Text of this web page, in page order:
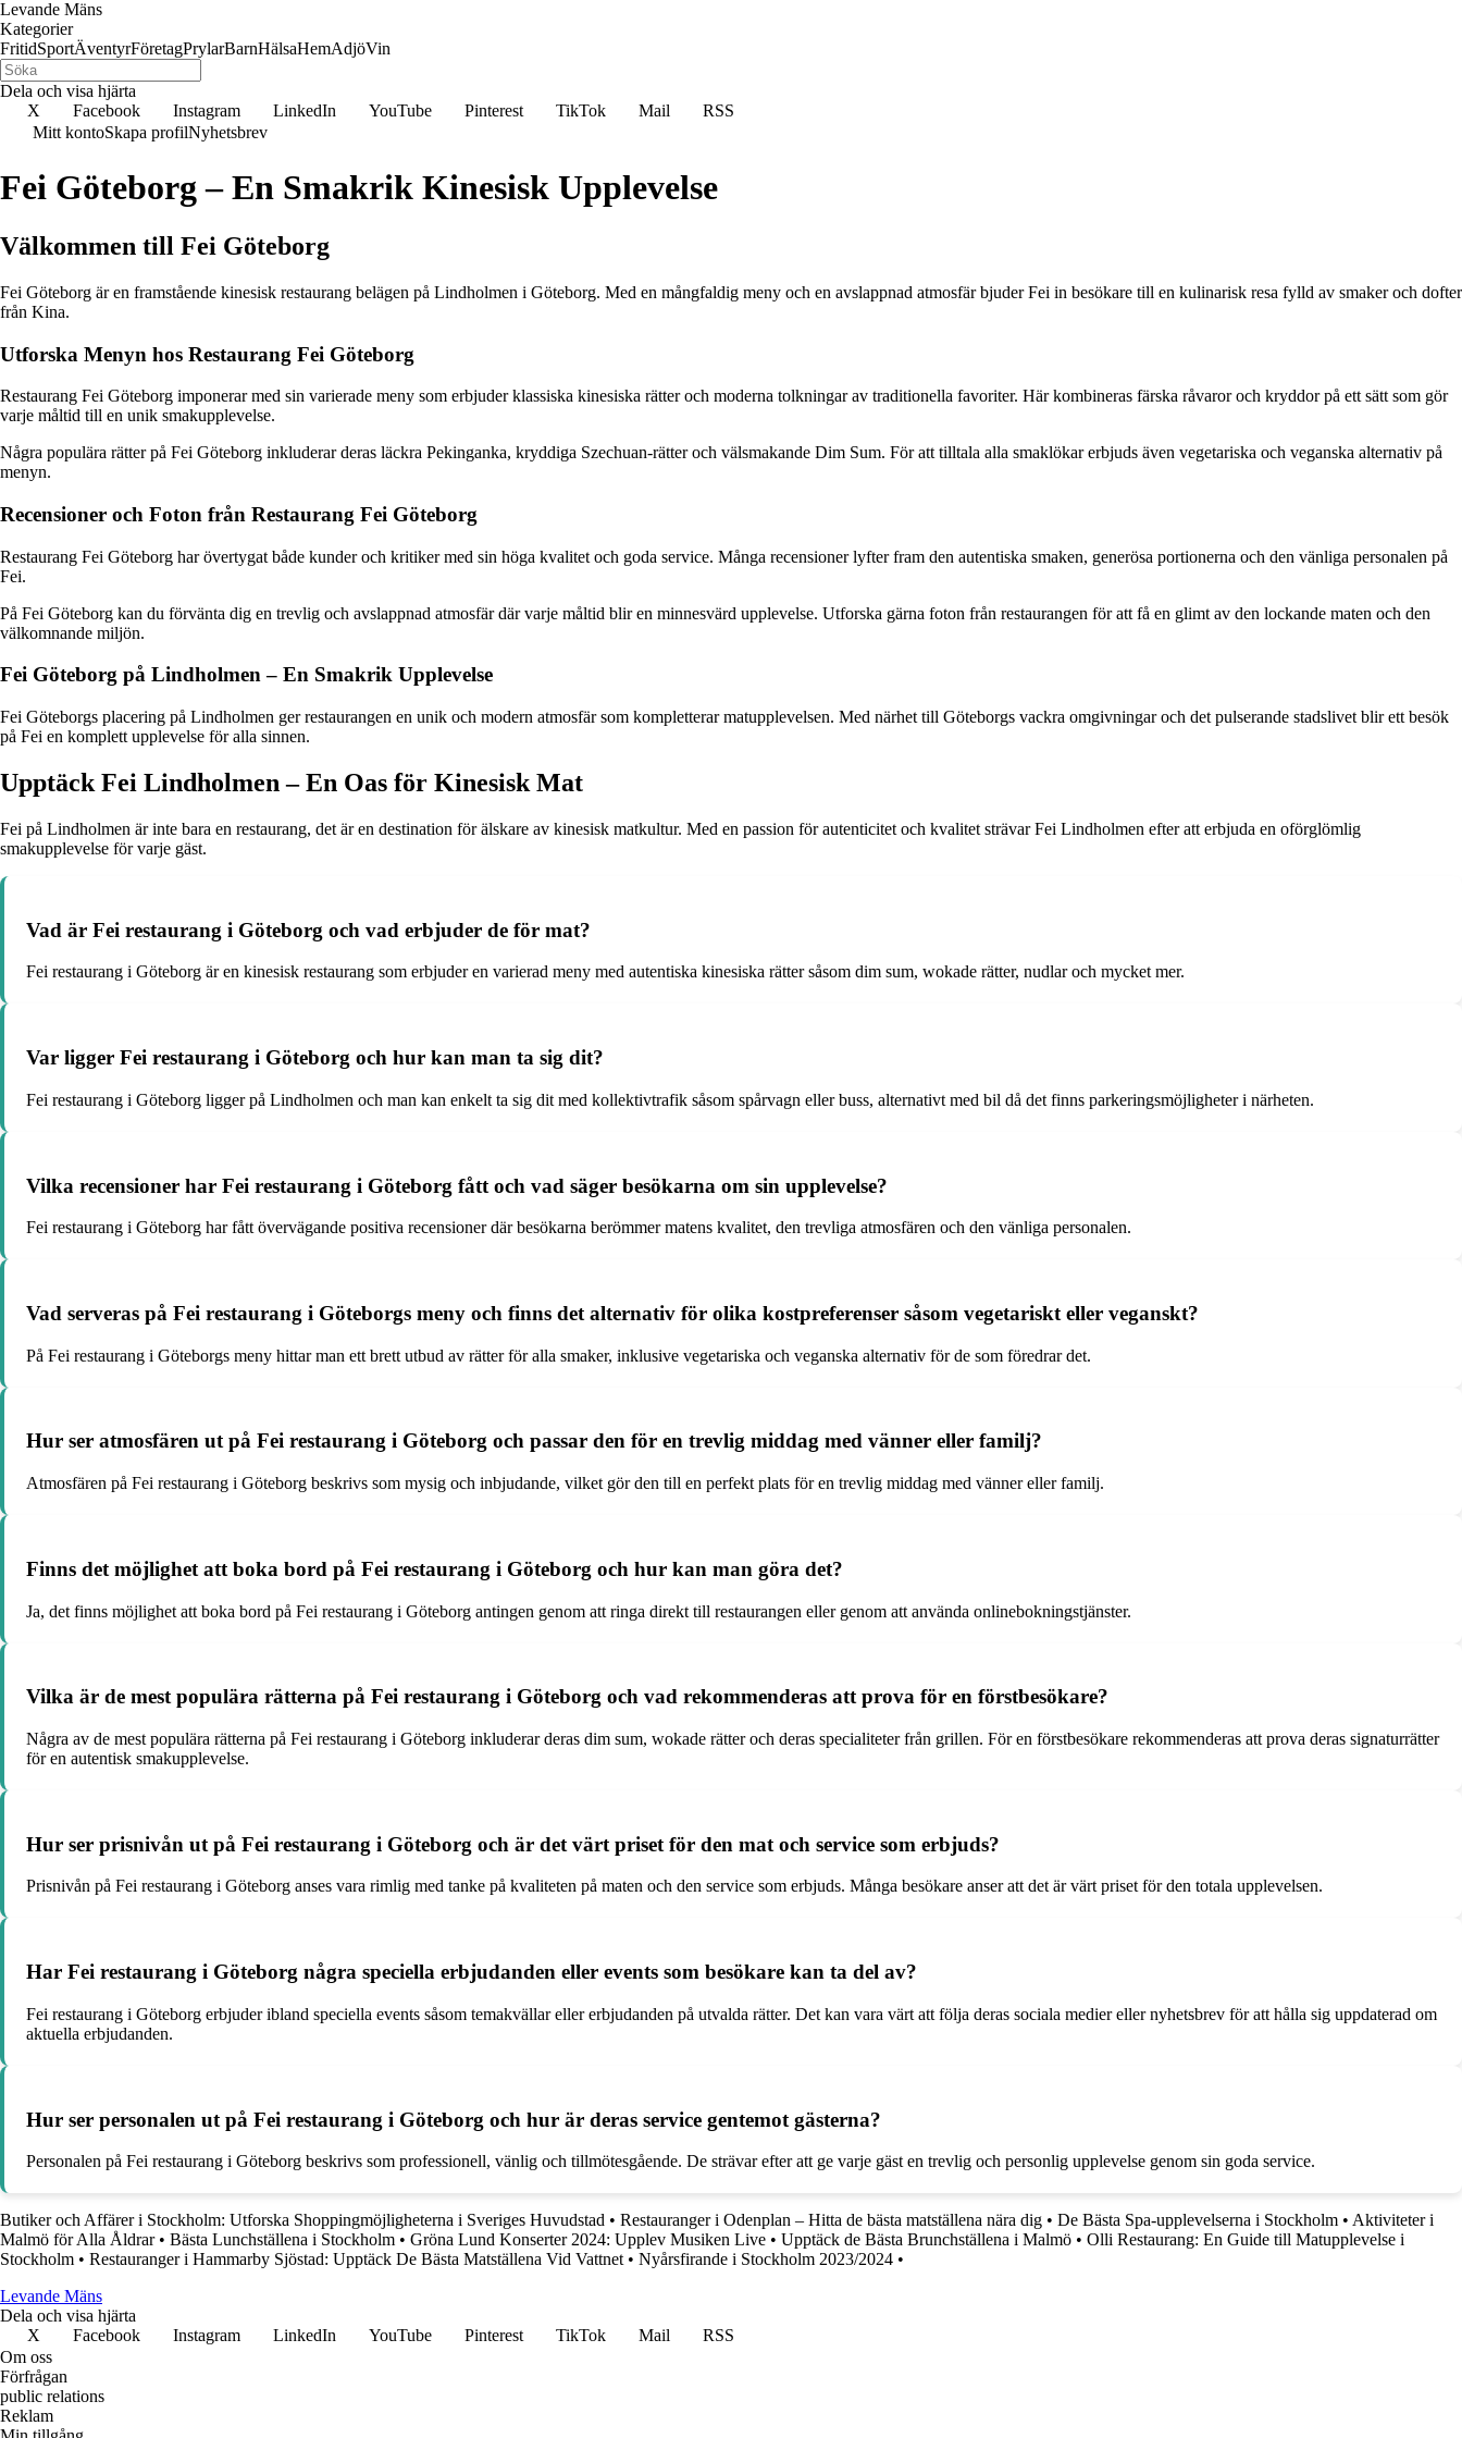
Levande Mäns
Kategorier
FritidSportÄventyrFöretagPrylarBarnHälsaHemAdjöVin
Dela och visa hjärta
X
Facebook Instagram LinkedIn YouTube Pinterest TikTok Mail
RSS
Mitt kontoSkapa profilNyhetsbrev
Fei Göteborg – En Smakrik Kinesisk Upplevelse
Välkommen till Fei Göteborg
Fei Göteborg är en framstående kinesisk restaurang belägen på Lindholmen i Göteborg. Med en mångfaldig meny och en avslappnad atmosfär bjuder Fei in besökare till en kulinarisk resa fylld av smaker och dofter
från Kina.
Utforska Menyn hos Restaurang Fei Göteborg
Restaurang Fei Göteborg imponerar med sin varierade meny som erbjuder klassiska kinesiska rätter och moderna tolkningar av traditionella favoriter. Här kombineras färska råvaror och kryddor på ett sätt som gör
varje måltid till en unik smakupplevelse.
Några populära rätter på Fei Göteborg inkluderar deras läckra Pekinganka, kryddiga Szechuan-rätter och välsmakande Dim Sum. För att tilltala alla smaklökar erbjuds även vegetariska och veganska alternativ på
menyn.
Recensioner och Foton från Restaurang Fei Göteborg
Restaurang Fei Göteborg har övertygat både kunder och kritiker med sin höga kvalitet och goda service. Många recensioner lyfter fram den autentiska smaken, generösa portionerna och den vänliga personalen på
Fei.
På Fei Göteborg kan du förvänta dig en trevlig och avslappnad atmosfär där varje måltid blir en minnesvärd upplevelse. Utforska gärna foton från restaurangen för att få en glimt av den lockande maten och den
välkomnande miljön.
Fei Göteborg på Lindholmen – En Smakrik Upplevelse
Fei Göteborgs placering på Lindholmen ger restaurangen en unik och modern atmosfär som kompletterar matupplevelsen. Med närhet till Göteborgs vackra omgivningar och det pulserande stadslivet blir ett besök
på Fei en komplett upplevelse för alla sinnen.
Upptäck Fei Lindholmen – En Oas för Kinesisk Mat
Fei på Lindholmen är inte bara en restaurang, det är en destination för älskare av kinesisk matkultur. Med en passion för autenticitet och kvalitet strävar Fei Lindholmen efter att erbjuda en oförglömlig
smakupplevelse för varje gäst.
Vad är Fei restaurang i Göteborg och vad erbjuder de för mat?
Fei restaurang i Göteborg är en kinesisk restaurang som erbjuder en varierad meny med autentiska kinesiska rätter såsom dim sum, wokade rätter, nudlar och mycket mer.
Var ligger Fei restaurang i Göteborg och hur kan man ta sig dit?
Fei restaurang i Göteborg ligger på Lindholmen och man kan enkelt ta sig dit med kollektivtrafik såsom spårvagn eller buss, alternativt med bil då det finns parkeringsmöjligheter i närheten.
Vilka recensioner har Fei restaurang i Göteborg fått och vad säger besökarna om sin upplevelse?
Fei restaurang i Göteborg har fått övervägande positiva recensioner där besökarna berömmer matens kvalitet, den trevliga atmosfären och den vänliga personalen.
Vad serveras på Fei restaurang i Göteborgs meny och finns det alternativ för olika kostpreferenser såsom vegetariskt eller veganskt?
På Fei restaurang i Göteborgs meny hittar man ett brett utbud av rätter för alla smaker, inklusive vegetariska och veganska alternativ för de som föredrar det.
Hur ser atmosfären ut på Fei restaurang i Göteborg och passar den för en trevlig middag med vänner eller familj?
Atmosfären på Fei restaurang i Göteborg beskrivs som mysig och inbjudande, vilket gör den till en perfekt plats för en trevlig middag med vänner eller familj.
Finns det möjlighet att boka bord på Fei restaurang i Göteborg och hur kan man göra det?
Ja, det finns möjlighet att boka bord på Fei restaurang i Göteborg antingen genom att ringa direkt till restaurangen eller genom att använda onlinebokningstjänster.
Vilka är de mest populära rätterna på Fei restaurang i Göteborg och vad rekommenderas att prova för en förstbesökare?
Några av de mest populära rätterna på Fei restaurang i Göteborg inkluderar deras dim sum, wokade rätter och deras specialiteter från grillen. För en förstbesökare rekommenderas att prova deras signaturrätter
för en autentisk smakupplevelse.
Hur ser prisnivån ut på Fei restaurang i Göteborg och är det värt priset för den mat och service som erbjuds?
Prisnivån på Fei restaurang i Göteborg anses vara rimlig med tanke på kvaliteten på maten och den service som erbjuds. Många besökare anser att det är värt priset för den totala upplevelsen.
Har Fei restaurang i Göteborg några speciella erbjudanden eller events som besökare kan ta del av?
Fei restaurang i Göteborg erbjuder ibland speciella events såsom temakvällar eller erbjudanden på utvalda rätter. Det kan vara värt att följa deras sociala medier eller nyhetsbrev för att hålla sig uppdaterad om
aktuella erbjudanden.
Hur ser personalen ut på Fei restaurang i Göteborg och hur är deras service gentemot gästerna?
Personalen på Fei restaurang i Göteborg beskrivs som professionell, vänlig och tillmötesgående. De strävar efter att ge varje gäst en trevlig och personlig upplevelse genom sin goda service.
Butiker och Affärer i Stockholm: Utforska Shoppingmöjligheterna i Sveriges Huvudstad • Restauranger i Odenplan – Hitta de bästa matställena nära dig • De Bästa Spa-upplevelserna i Stockholm • Aktiviteter i
Malmö för Alla Åldrar• Bästa Lunchställena i Stockholm • Gröna Lund Konserter 2024: Upplev Musiken Live • Upptäck de Bästa Brunchställena i Malmö • Olli Restaurang: En Guide till Matupplevelse i
Stockholm • Restauranger i Hammarby Sjöstad: Upptäck De Bästa Matställena Vid Vattnet • Nyårsfirande i Stockholm 2023/2024 •
Levande Mäns
Dela och visa hjärta
X
Facebook Instagram LinkedIn YouTube Pinterest TikTok Mail
RSS
Om oss
Förfrågan
public relations
Reklam